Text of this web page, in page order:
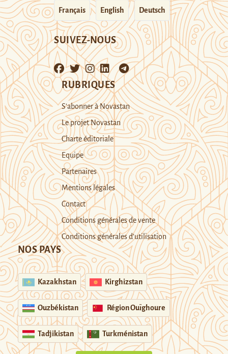
Français English Deutsch
SUIVEZ-NOUS
RUBRIQUES
S’abonner à Novastan
Le projet Novastan
Charte éditoriale
Equipe
Partenaires
Mentions légales
Contact
Conditions générales de vente
Conditions générales d’utilisation
NOS PAYS
Kazakhstan Kirghizstan
Ouzbékistan Région Ouïghoure
Tadjikistan Turkménistan